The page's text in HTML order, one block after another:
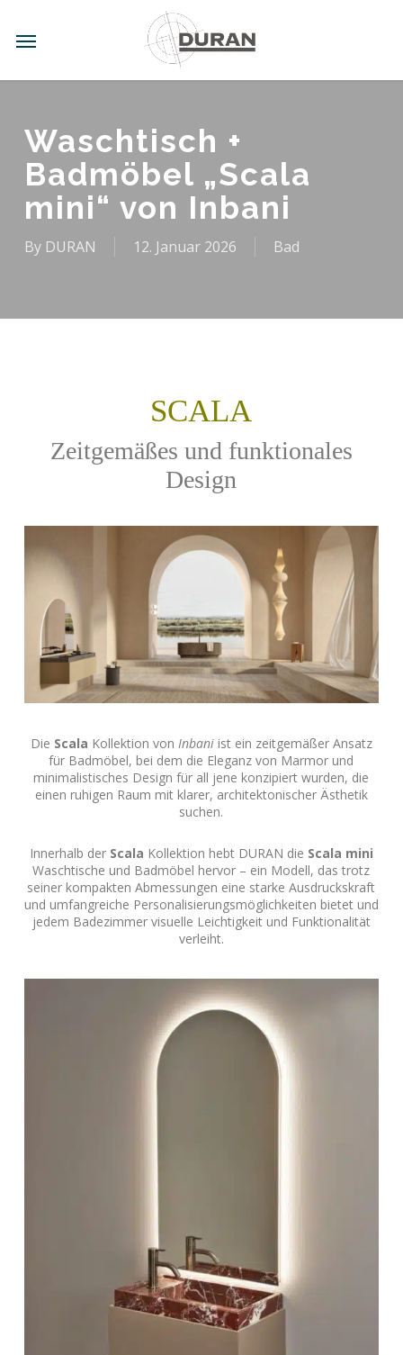
main
Menu
Waschtisch +
Badmöbel „Scala
mini“ von Inbani
By DURAN 12. Januar 2026 Bad
SCALA
Zeitgemäßes und funktionales
Design
Die Scala Kollektion von Inbaniist ein zeitgemäßer Ansatz
für Badmöbel, bei dem die Eleganz von Marmor und
minimalistisches Design für all jene konzipiert wurden, die
einen ruhigen Raum mit klarer, architektonischer Ästhetik
suchen.
Innerhalb der Scala Kollektion hebt DURAN die Scala mini
Waschtische und Badmöbel hervor – ein Modell, das trotz
seiner kompakten Abmessungen eine starke Ausdruckskraft
und umfangreiche Personalisierungsmöglichkeiten bietet und
jedem Badezimmer visuelle Leichtigkeit und Funktionalität
verleiht.